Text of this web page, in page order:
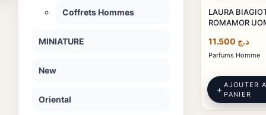
Coffrets Hommes
MINIATURE
New
Oriental
LAURA
ROMAMOR
د.ج
Parfums Homme
AJOUTER
PANIER